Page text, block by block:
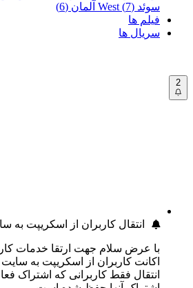
سوئد (7)
West آلمان (6)
فیلم ها
سریال ها
2
انتقال کاربران از اسکریپت به
با عرض سلام جهت ارتقا خدمات
اکانت کاربران از اسکریپت به
انتقال فقط کاربرانی که اشتراک